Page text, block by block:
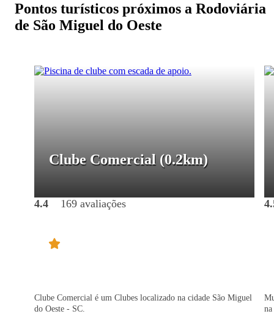
Pontos turísticos próximos a Rodoviária
de São Miguel do Oeste
Clube Comercial (0.2km)
4.4 169 avaliações
Clube Comercial é um Clubes localizado na cidade São Miguel
do Oeste - SC.